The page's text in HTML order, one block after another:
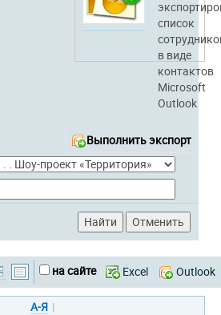
список
в виде
контактов
Microsoft
Outlook
Выполнить экспорт
на сайте Excel Outlook
А-Я |